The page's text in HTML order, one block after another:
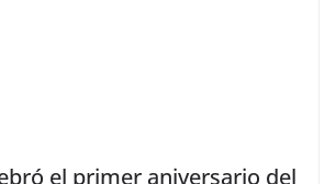
el primer aniversario del